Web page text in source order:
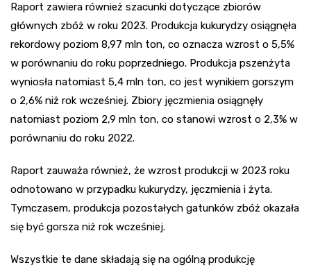
Raport zawiera również szacunki dotyczące zbiorów
głównych zbóż w roku 2023. Produkcja kukurydzy osiągnęła
rekordowy poziom 8,97 mln ton, co oznacza wzrost o 5,5%
w porównaniu do roku poprzedniego. Produkcja pszenżyta
wyniosła natomiast 5,4 mln ton, co jest wynikiem gorszym
o 2,6% niż rok wcześniej. Zbiory jęczmienia osiągnęły
natomiast poziom 2,9 mln ton, co stanowi wzrost o 2,3% w
porównaniu do roku 2022.
Raport zauważa również, że wzrost produkcji w 2023 roku
odnotowano w przypadku kukurydzy, jęczmienia i żyta.
Tymczasem, produkcja pozostałych gatunków zbóż okazała
się być gorsza niż rok wcześniej.
Wszystkie te dane składają się na ogólną produkcję